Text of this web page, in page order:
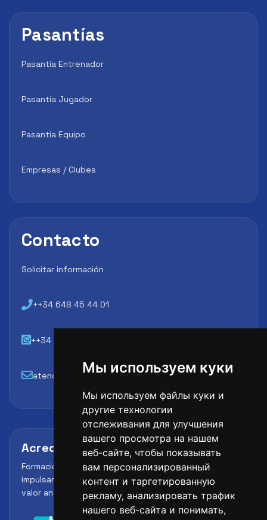
Мы используем куки
Мы используем файлы куки и
другие технологии
отслеживания для улучшения
вашего просмотра на нашем
веб-сайте, чтобы показывать
вам персонализированный
контент и таргетированную
рекламу, анализировать трафик
нашего веб-сайта и понимать,
Pasantías
Pasantía Entrenador
Pasantía Jugador
Pasantía Equipo
Empresas / Clubes
Contacto
Solicitar información
++34 648 45 44 01
++34 648 45 44 01
atencion@futbollab.com
Acreditaciones y alianzas
Formación, metodología y reconocimiento para
impulsar el perfil profesional del alumno y reforzar su
valor ante clubes, academias y entidades deportivas.